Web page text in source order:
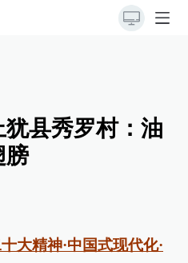
县秀罗村：油
膀
大精神·中国式现代化·